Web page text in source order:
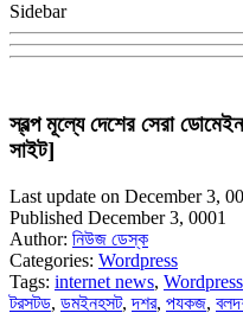
Sidebar
স্বল্প মূল্যে দেশের সেরা
সাইট]
Last update on December 3,
Published December 3, 0001
Author: নিউজ ডেস্ক
Categories: Wordpress
Tags: internet news, Wordpress
টরসটড, ডমইনহসট,দশর, পযকজ,